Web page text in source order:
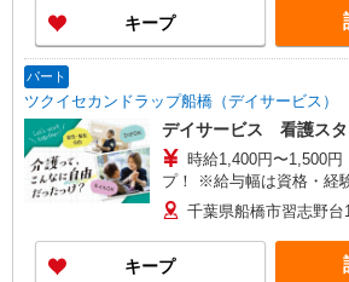
キープ
パート
ツクイセカンドラップ船橋（デイサービス）
デイサービス 看護スタ
時給1,400円〜1,500円 ★祝日は時給100円アッ
プ！ ※給与幅は資格・経
千葉県船橋市習志野台
キープ